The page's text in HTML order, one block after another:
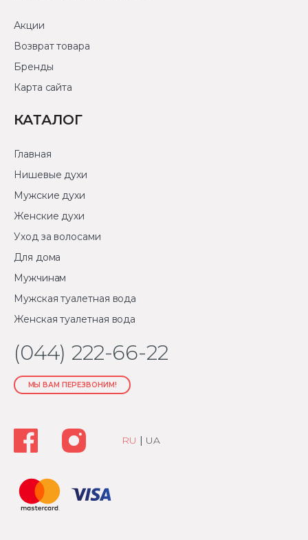
Акции
Возврат товара
Бренды
Карта сайта
КАТАЛОГ
Главная
Нишевые духи
Мужские духи
Женские духи
Уход за волосами
Для дома
Мужчинам
Мужская туалетная вода
Женская туалетная вода
(044) 222-66-22
МЫ ВАМ ПЕРЕЗВОНИМ!
RU | UA